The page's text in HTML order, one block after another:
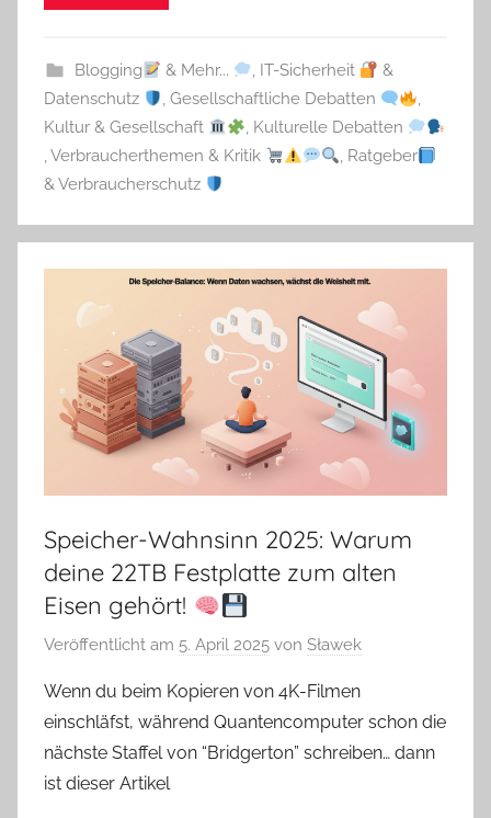
Blogging & Mehr... , IT-Sicherheit
&
Datenschutz
,Gesellschaftliche Debatten
,
Kultur & Gesellschaft
, Kulturelle Debatten
,Verbraucherthemen & Kritik , Ratgeber
& Verbraucherschutz
Speicher-Wahnsinn 2025: Warum
deine 22TB Festplatte zum alten
Eisen gehört!
Veröffentlicht am 5. April 2025 von Sławek
Wenn du beim Kopieren von 4K-Filmen
einschläfst, während Quantencomputer schon die
nächste Staffel von “Bridgerton” schreiben… dann
ist dieser Artikel